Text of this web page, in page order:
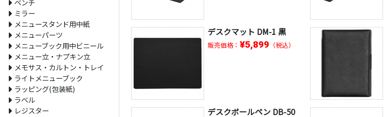
デスクマット DM-1 黒
販売価格： ¥5,899 （税込）
デスクボールペン DB-50
ベンチ
ミラー
メニュースタンド用中紙
メニューパーツ
メニューブック用中ビニール
メニュー立・ナプキン立
メモサス・カルトン・トレイ
ライトメニューブック
ラッピング(包装紙)
ラベル
レジスター